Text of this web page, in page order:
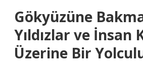
Gökyüzüne
Yıldızlar ve
Üzerine Bir